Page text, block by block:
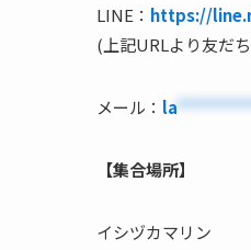
LINE： https://
(上記URLより友だ
メール： la
【集合場所】
イシヅカマリン